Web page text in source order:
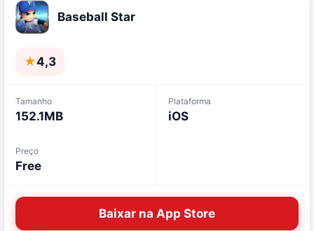
Baseball Star
★4,3
Tamanho
152.1MB
Plataforma
iOS
Preço
Free
Baixar na App Store